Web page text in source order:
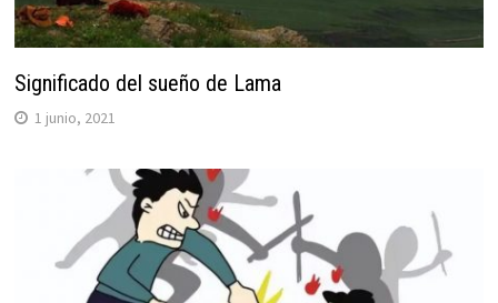
Significado del sueño de Lama
1 junio, 2021